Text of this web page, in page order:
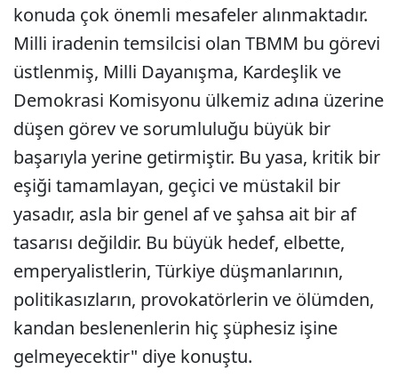
konuda çok önemli mesafeler alınmaktadır.
Milli iradenin temsilcisi olan TBMM bu görevi
üstlenmiş, Milli Dayanışma, Kardeşlik ve
Demokrasi Komisyonu ülkemiz adına üzerine
düşen görev ve sorumluluğu büyük bir
başarıyla yerine getirmiştir. Bu yasa, kritik bir
eşiği tamamlayan, geçici ve müstakil bir
yasadır, asla bir genel af ve şahsa ait bir af
tasarısı değildir. Bu büyük hedef, elbette,
emperyalistlerin, Türkiye düşmanlarının,
politikasızların, provokatörlerin ve ölümden,
kandan beslenenlerin hiç şüphesiz işine
gelmeyecektir" diye konuştu.